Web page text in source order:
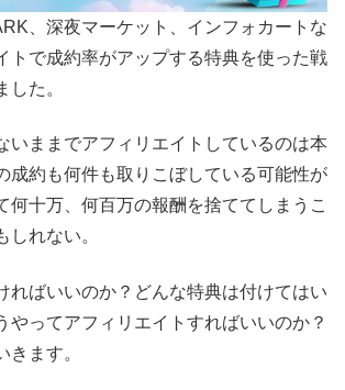
、深夜マーケット、インフォカートな
トで成約率がアップする特典を使った戦
した。
いままでアフィリエイトしているのは本
成約も何件も取りこぼしている可能性が
何十万、何百万の報酬を捨ててしまうこ
しれない。
ればいいのか？どんな特典は付けてはい
やってアフィリエイトすればいいのか？
きます。